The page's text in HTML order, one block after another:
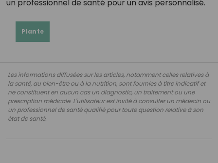
un professionnel de santé pour un avis personnalisé.
Plante
Les informations diffusées sur les articles, notamment celles relatives à
la santé, au bien-être ou à la nutrition, sont fournies à titre indicatif et
ne constituent en aucun cas un diagnostic, un traitement ou une
prescription médicale. L'utilisateur est invité à consulter un médecin ou
un professionnel de santé qualifié pour toute question relative à son
état de santé.